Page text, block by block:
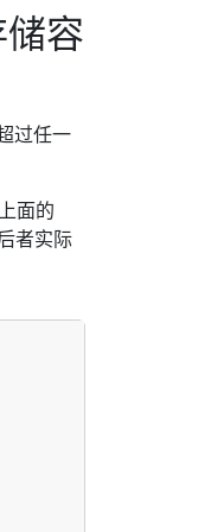
容
过任一
面的
者实际